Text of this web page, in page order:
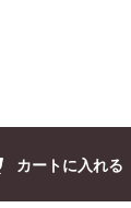
カートに入れる